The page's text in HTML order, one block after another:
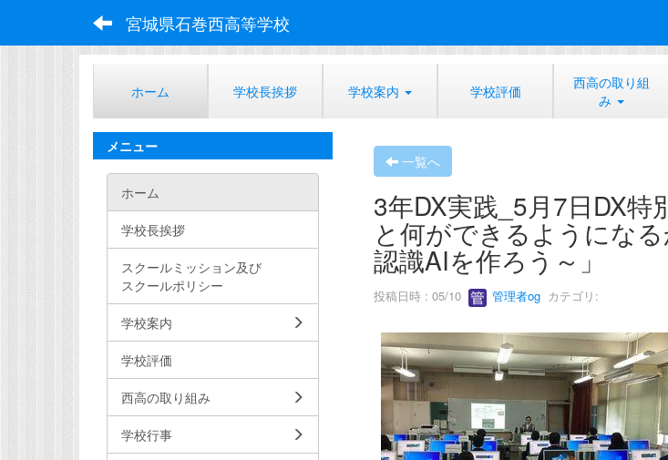
宮城県石巻西高等学校
ホーム 学校長挨拶 学校案内 学校評価
西高の取り組
み
一覧へ
3年DX実践_5月7日DX
と何ができるようにな
認識AIを作ろう～」
投稿日時 : 05/10 管理者ogカテゴリ:
メニュー
ホーム
学校長挨拶
スクールミッション及び
スクールポリシー
学校案内
学校評価
西高の取り組み
学校行事